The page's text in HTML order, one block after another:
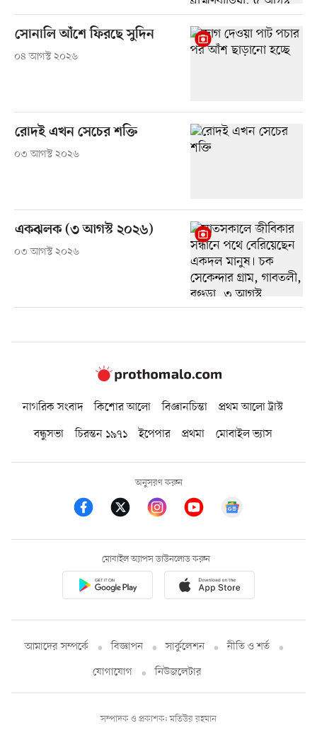
সোনালি আঁশে ফিরছে সুদিন
০৪ আগস্ট ২০২৬
রোদই এখন সেচের শক্তি
০৩ আগস্ট ২০২৬
একঝলক (৩ আগস্ট ২০২৬)
০৩ আগস্ট ২০২৬
নাগরিক সংবাদ কিশোর আলো বিজ্ঞানচিন্তা
প্রথম আলো ট্রাস্ট
বন্ধুসভা
চিরন্তন ১৯৭১ ইপেপার প্রথমা মোবাইল ভ্যাস
অনুসরণ করুন
মোবাইল অ্যাপস ডাউনলোড করুন
আমাদের সম্পর্কে বিজ্ঞাপন সার্কুলেশন
নীতি ও শর্ত
যোগাযোগ
নিউজলেটার
সম্পাদক ও প্রকাশক: মতিউর রহমান